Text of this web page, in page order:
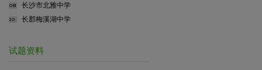
长沙市北雅中学
长郡梅溪湖中学
试题资料